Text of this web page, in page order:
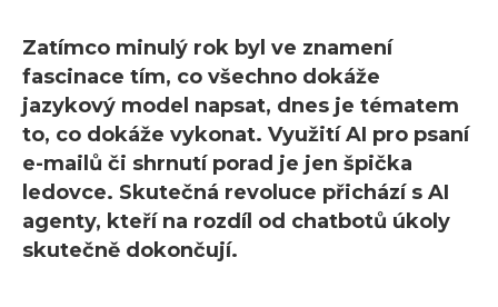
Zatímco minulý rok byl ve znamení
fascinace tím, co všechno dokáže
jazykový model napsat, dnes je tématem
to, co dokáže vykonat. Využití AI pro psaní
e-mailů či shrnutí porad je jen špička
ledovce. Skutečná revoluce přichází s AI
agenty, kteří na rozdíl od chatbotů úkoly
skutečně dokončují.